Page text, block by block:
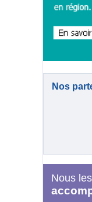
Nos
Nous